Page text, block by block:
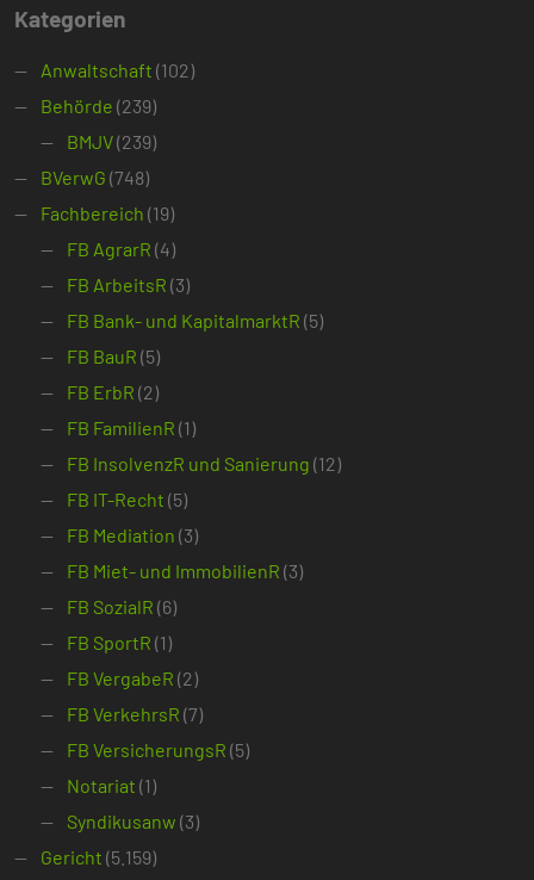
Kategorien
Anwaltschaft (102)
Behörde (239)
BMJV(239)
BVerwG (748)
Fachbereich (19)
FB AgrarR (4)
FB ArbeitsR (3)
FB Bank- und KapitalmarktR (5)
FB BauR (5)
FB ErbR (2)
FB FamilienR (1)
FB InsolvenzR und Sanierung (12)
FB IT-Recht (5)
FB Mediation (3)
FB Miet- und ImmobilienR (3)
FB SozialR (6)
FB SportR (1)
FB VergabeR (2)
FB VerkehrsR (7)
FB VersicherungsR (5)
Notariat (1)
Syndikusanw (3)
Gericht (5.159)